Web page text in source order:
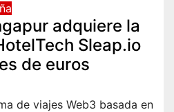
adquiere la
Sleap.io
de euros
de viajes Web3 basada en